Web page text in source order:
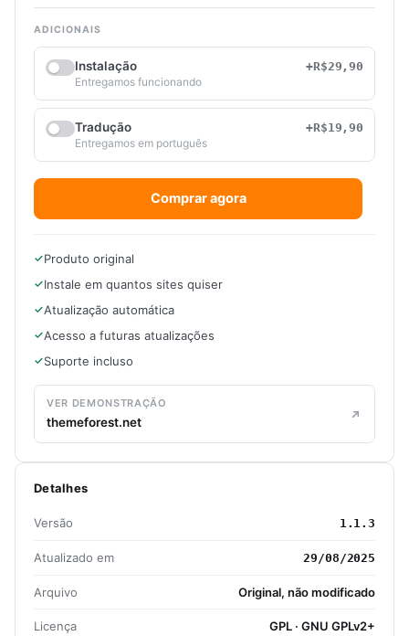
ADICIONAIS
Instalação
+R$29,90
Entregamos funcionando
Tradução
+R$19,90
Entregamos em português
Comprar agora
Produto original
Instale em quantos sites quiser
Atualização automática
Acesso a futuras atualizações
Suporte incluso
VER DEMONSTRAÇÃO
themeforest.net
Detalhes
Versão 1.1.3
Atualizado em 29/08/2025
Arquivo Original, não modificado
Licença GPL · GNU GPLv2+